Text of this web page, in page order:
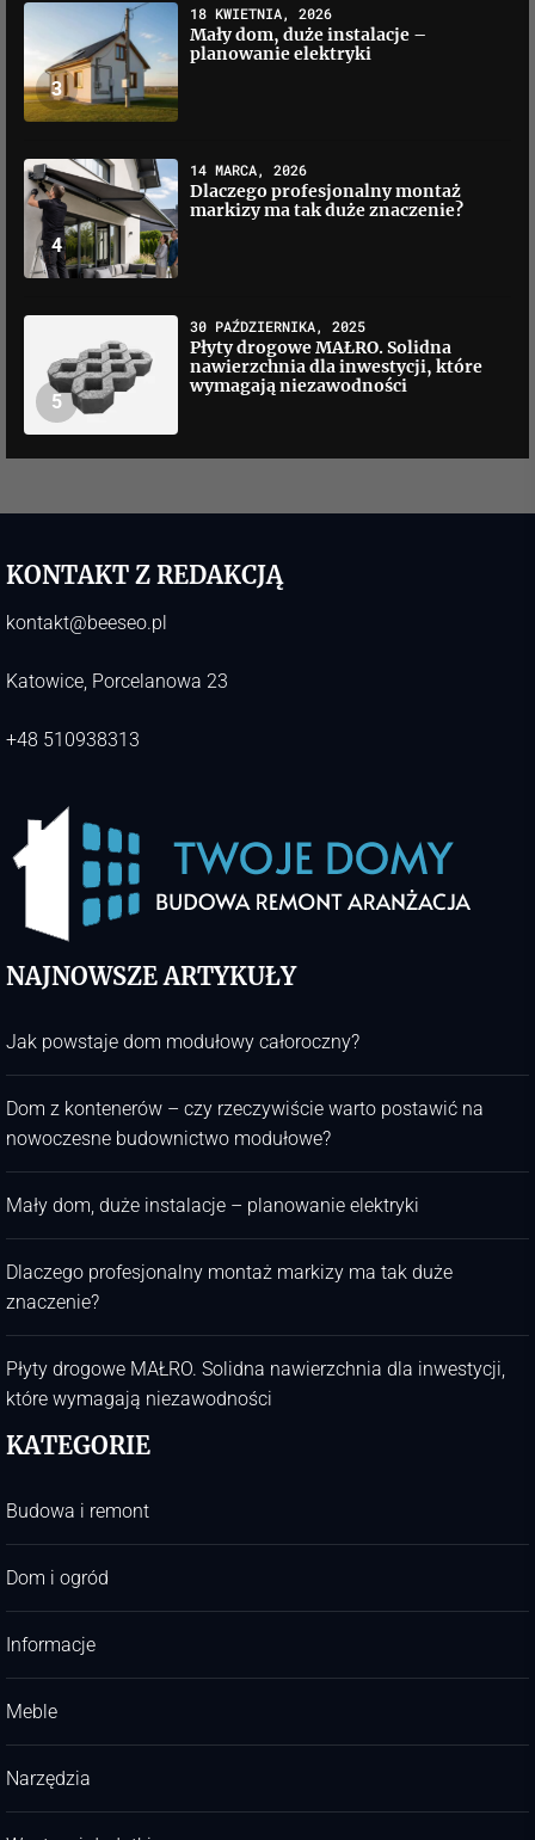
3
18 KWIETNIA, 2026
Mały dom, duże instalacje –
planowanie elektryki
4
14 MARCA, 2026
Dlaczego profesjonalny montaż
markizy ma tak duże znaczenie?
5
30 PAŹDZIERNIKA, 2025
Płyty drogowe MAŁRO. Solidna
nawierzchnia dla inwestycji, które
wymagają niezawodności
KONTAKT Z REDAKCJĄ
kontakt@beeseo.pl
Katowice, Porcelanowa 23
+48 510938313
NAJNOWSZE ARTYKUŁY
Jak powstaje dom modułowy całoroczny?
Dom z kontenerów – czy rzeczywiście warto postawić na
nowoczesne budownictwo modułowe?
Mały dom, duże instalacje – planowanie elektryki
Dlaczego profesjonalny montaż markizy ma tak duże
znaczenie?
Płyty drogowe MAŁRO. Solidna nawierzchnia dla inwestycji,
które wymagają niezawodności
KATEGORIE
Budowa i remont
Dom i ogród
Informacje
Meble
Narzędzia